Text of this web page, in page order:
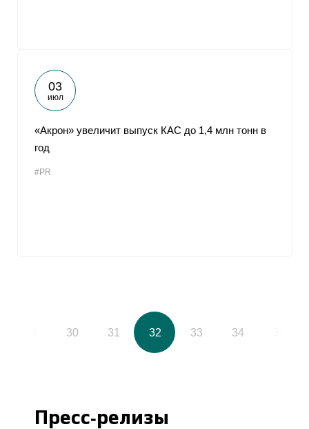
03
июл
«Акрон» увеличит выпуск КАС до 1,4 млн тонн в
год
#PR
30 31 32 33 34
Пресс-релизы